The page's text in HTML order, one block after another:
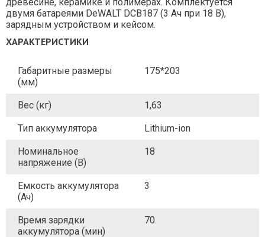
двумя батареями DeWALT DCB187 (3 Aч при 18 В),
зарядным устройством и кейсом.
ХАРАКТЕРИСТИКИ
Габаритные размеры
(мм)
175*203
Вес (кг) 1,63
Тип аккумулятора Lithium-ion
Номинальное
напряжение (В)
18
Емкость аккумулятора
(Ач)
3
Время зарядки
аккумулятора (мин)
70